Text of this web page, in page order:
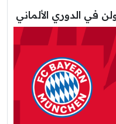
في الدوري الألماني